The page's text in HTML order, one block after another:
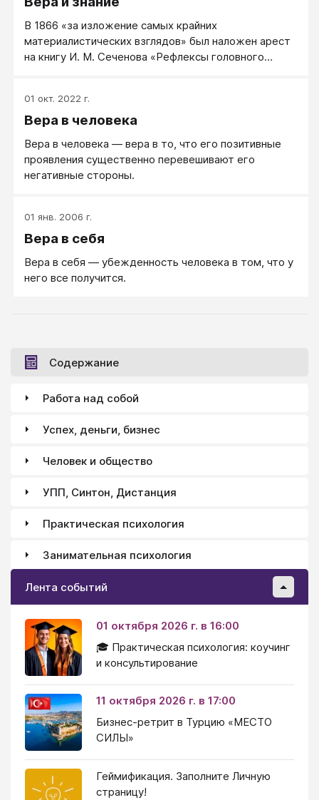
культовых действий и объединение людей в
организации (церковь, религиозную общину).
В 1866 «за изложение самых крайних
материалистических взглядов» был наложен арест
на книгу И. М. Сеченова «Рефлексы головного
сослать Сеченова «для смирения и исправления» в
Соловецкий монастырь «за предерзостное
Впоследствии арест на книгу был снят, но до 1894
она числилась в списках книг, запрещённых для
хранения в библиотеках.
01 окт. 2022 г.
Вера в человека
Вера в человека — вера в то, что его позитивные
проявления существенно перевешивают его
негативные стороны.
01 янв. 2006 г.
Вера в себя
Вера в себя — убежденность человека в том, что у
него все получится.
Содержание
Работа над собой
Успех, деньги, бизнес
Человек и общество
УПП, Синтон, Дистанция
Практическая психология
Занимательная психология
Лента событий
01 октября 2026 г. в 16:00
🎓 Практическая психология: коучинг
и консультирование
11 октября 2026 г. в 17:00
Бизнес-ретрит в Турцию «МЕСТО
СИЛЫ»
Геймификация. Заполните Личную
страницу!